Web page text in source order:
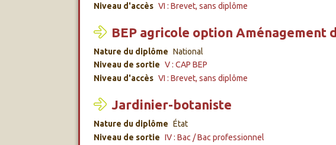
Niveau d'accès VI : Brevet, sans diplôme
BEP agricole option Aménagement
Nature du diplôme National
Niveau de sortie V : CAP BEP
Niveau d'accès VI : Brevet, sans diplôme
Jardinier-botaniste
Nature du diplôme État
Niveau de sortie IV : Bac / Bac professionnel